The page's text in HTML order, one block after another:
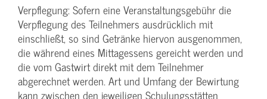
Verpflegung: Sofern eine Veranstaltungs­gebühr die
Verpflegung des Teilnehmers ausdrücklich mit
einschließt, so sind Getränke hiervon ausgenommen,
die während eines Mittagessens gereicht werden und
die vom Gastwirt direkt mit dem Teilnehmer
abgerechnet werden. Art und Umfang der Bewirtung
kann zwischen den jeweiligen Schulungsstätten